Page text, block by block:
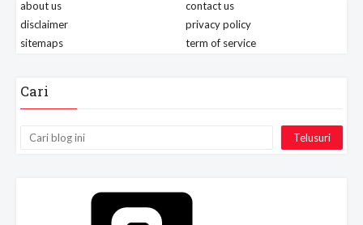
about us
contact us
disclaimer
privacy policy
sitemaps
term of service
Cari